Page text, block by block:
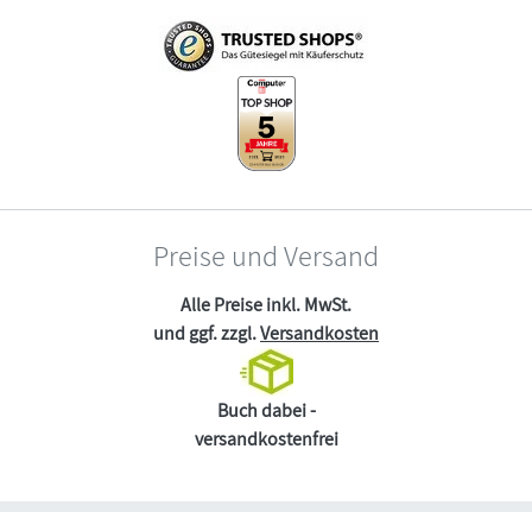
Preise und Versand
Alle Preise inkl. MwSt.
und ggf. zzgl.Versandkosten
Buch dabei -
versandkostenfrei